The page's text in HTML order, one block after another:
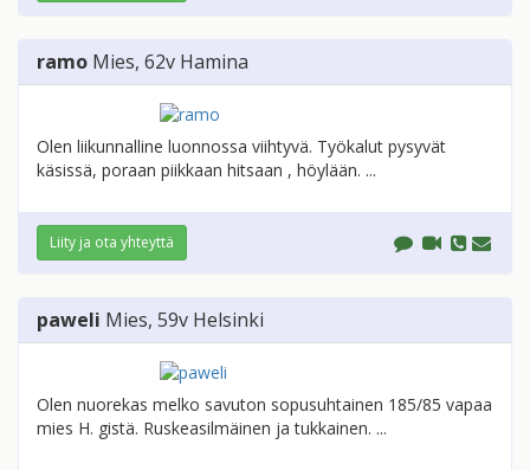
ramo Mies, 62v Hamina
Olen liikunnalline luonnossa viihtyvä. Työkalut pysyvät
käsissä, poraan piikkaan hitsaan , höylään. ...
Liity ja ota yhteyttä
paweli Mies, 59v Helsinki
Olen nuorekas melko savuton sopusuhtainen 185/85 vapaa
mies H. gistä. Ruskeasilmäinen ja tukkainen. ...